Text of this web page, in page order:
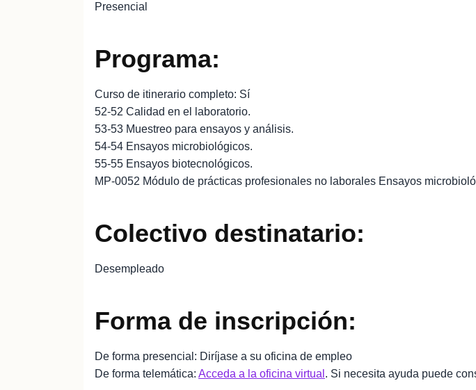
Presencial
Programa:
Curso de itinerario completo: Sí
52-52 Calidad en el laboratorio.
53-53 Muestreo para ensayos y análisis.
54-54 Ensayos microbiológicos.
55-55 Ensayos biotecnológicos.
MP-0052 Módulo de prácticas profesionales no laborales Ensayos
Colectivo destinatario:
Desempleado
Forma de inscripción:
De forma presencial: Diríjase a su oficina de empleo
De forma telemática: Acceda a la oficina virtual . Si necesita ayuda puede